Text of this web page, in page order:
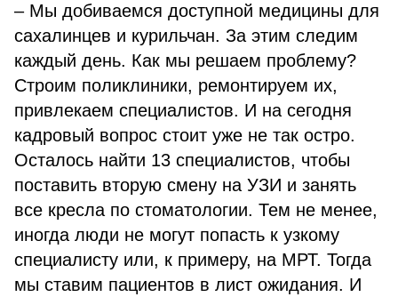
– Мы добиваемся доступной медицины для
сахалинцев и курильчан. За этим следим
каждый день. Как мы решаем проблему?
Строим поликлиники, ремонтируем их,
привлекаем специалистов. И на сегодня
кадровый вопрос стоит уже не так остро.
Осталось найти 13 специалистов, чтобы
поставить вторую смену на УЗИ и занять
все кресла по стоматологии. Тем не менее,
иногда люди не могут попасть к узкому
специалисту или, к примеру, на МРТ. Тогда
мы ставим пациентов в лист ожидания. И